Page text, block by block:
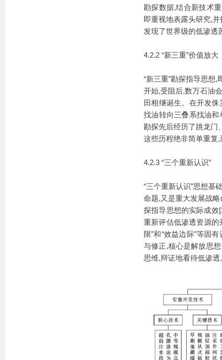
勘探数据,结合新技术
即重视地表露头研究,
发现了世界级的低渗透
4.2.2 “新三重”价值放大
“新三重”勘探指导思想
开始,受阻后,数万石油
田相继诞生。在开发
找油转向三叠系找油和
勘探先后经历了跳龙门
这些历程绝非简单重复,
4.2.3 “三个重新认识”
“三个重新认识”思想基
命题,又是重大发展战略
探指导思想的实际成效
重新评估低渗透资源的
限”和“效益边际”等固
与修正,核心是解放思
思维,辩证地看待低渗